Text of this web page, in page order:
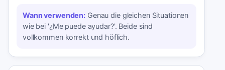
Wann verwenden: Genau die gleichen Situationen
wie bei '¿Me puede ayudar?'. Beide sind
vollkommen korrekt und höflich.